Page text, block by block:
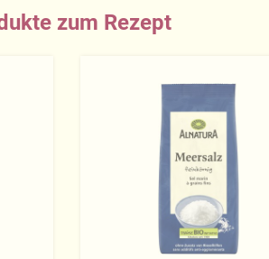
zum Rezept